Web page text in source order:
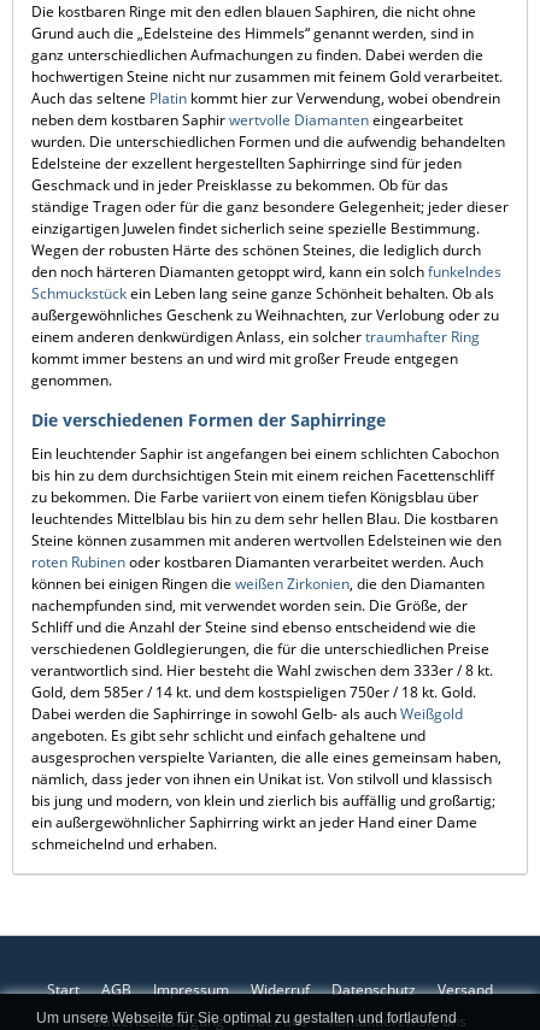
Die kostbaren Ringe mit den edlen blauen Saphiren, die nicht ohne
Grund auch die „Edelsteine des Himmels“ genannt werden, sind in
ganz unterschiedlichen Aufmachungen zu finden. Dabei werden die
hochwertigen Steine nicht nur zusammen mit feinem Gold verarbeitet.
Auch das seltene Platin kommt hier zur Verwendung, wobei obendrein
neben dem kostbaren Saphirwertvolle Diamanteneingearbeitet
wurden. Die unterschiedlichen Formen und die aufwendig behandelten
Edelsteine der exzellent hergestellten Saphirringe sind für jeden
Geschmack und in jeder Preisklasse zu bekommen. Ob für das
ständige Tragen oder für die ganz besondere Gelegenheit; jeder dieser
einzigartigen Juwelen findet sicherlich seine spezielle Bestimmung.
Wegen der robusten Härte des schönen Steines, die lediglich durch
den noch härteren Diamanten getoppt wird, kann ein solchfunkelndes
Schmuckstückein Leben lang seine ganze Schönheit behalten. Ob als
außergewöhnliches Geschenk zu Weihnachten, zur Verlobung oder zu
einem anderen denkwürdigen Anlass, ein solchertraumhafter Ring
kommt immer bestens an und wird mit großer Freude entgegen
genommen.
Die verschiedenen Formen der Saphirringe
Ein leuchtender Saphir ist angefangen bei einem schlichten Cabochon
bis hin zu dem durchsichtigen Stein mit einem reichen Facettenschliff
zu bekommen. Die Farbe variiert von einem tiefen Königsblau über
leuchtendes Mittelblau bis hin zu dem sehr hellen Blau. Die kostbaren
Steine können zusammen mit anderen wertvollen Edelsteinen wie den
roten Rubinenoder kostbaren Diamanten verarbeitet werden. Auch
können bei einigen Ringen die weißen Zirkonien, die den Diamanten
nachempfunden sind, mit verwendet worden sein. Die Größe, der
Schliff und die Anzahl der Steine sind ebenso entscheidend wie die
verschiedenen Goldlegierungen, die für die unterschiedlichen Preise
verantwortlich sind. Hier besteht die Wahl zwischen dem 333er / 8 kt.
Gold, dem 585er / 14 kt. und dem kostspieligen 750er / 18 kt. Gold.
Dabei werden die Saphirringe in sowohl Gelb- als auchWeißgold
angeboten. Es gibt sehr schlicht und einfach gehaltene und
ausgesprochen verspielte Varianten, die alle eines gemeinsam haben,
nämlich, dass jeder von ihnen ein Unikat ist. Von stilvoll und klassisch
bis jung und modern, von klein und zierlich bis auffällig und großartig;
ein außergewöhnlicher Saphirring wirkt an jeder Hand einer Dame
schmeichelnd und erhaben.
Start AGB Impressum Widerruf Datenschutz
Versand
Batterieentsorgung
Über uns Kontaktieren Sie uns
Um unsere Webseite für Sie optimal zu gestalten und fortlaufend